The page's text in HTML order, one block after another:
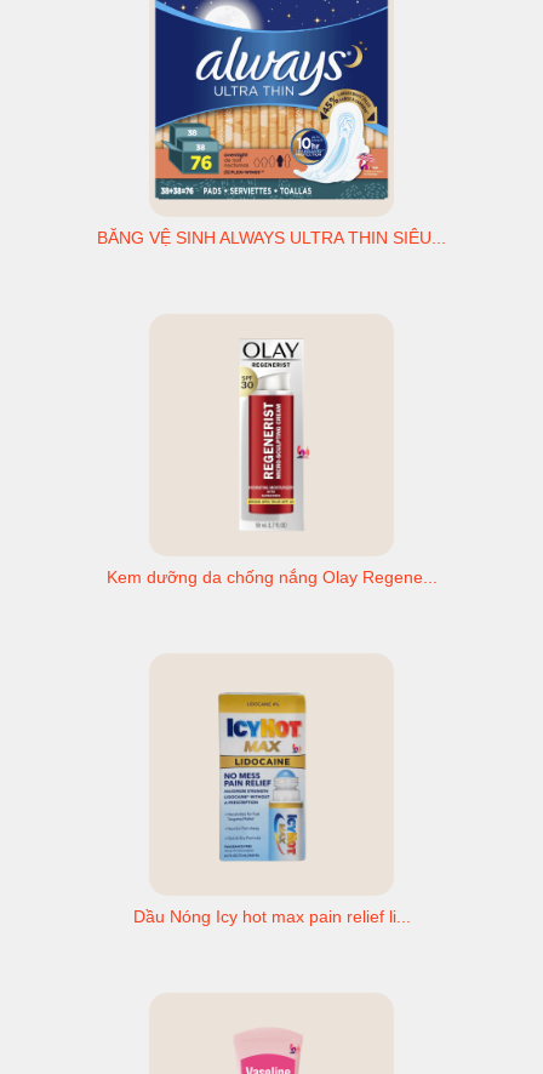
BĂNG VỆ SINH ALWAYS ULTRA THIN SIÊU...
Kem dưỡng da chống nắng Olay Regene...
Dầu Nóng Icy hot max pain relief li...